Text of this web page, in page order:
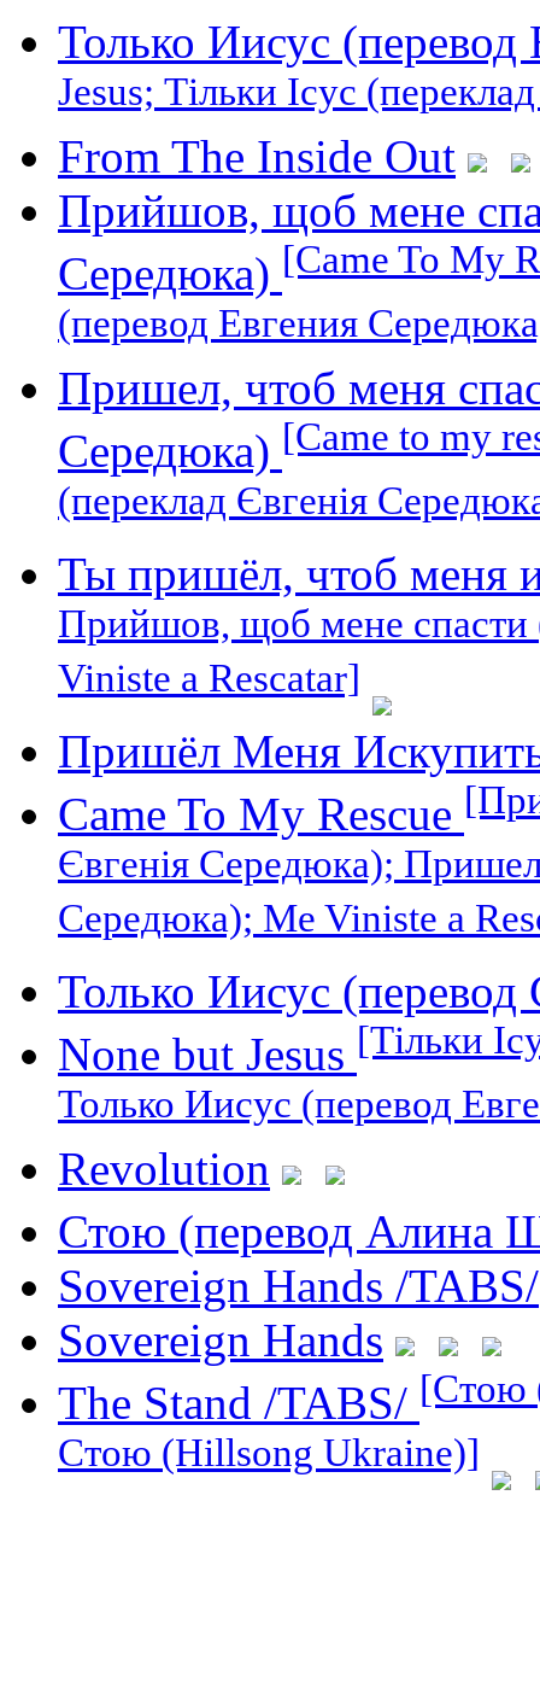
Только Иисус
Jesus; Тільки Ісус
From The Inside Out
Прийшов, щоб мене
Середюка) [Came To My
(перевод Евгения
Пришел, чтоб меня
Середюка) [Came to my
(переклад Євгенія
Ты пришёл, чтоб меня
Прийшов, щоб мене спасти
Viniste a Rescatar]
Пришёл Меня
Came To My Rescue
Євгенія Середюка);
Середюка); Me Viniste a
Только Иисус
None but Jesus [Тільки
Только Иисус (перевод
Revolution
Стою (перевод Алина
Sovereign Hands /TABS/
Sovereign Hands
The Stand /TABS/ [Стою
Стою (Hillsong Ukraine)]